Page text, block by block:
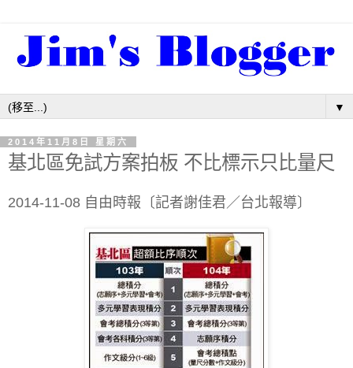
▼
2014年11月8日 星期六
基北區免試方案拍板 不比標示只比量尺
2014-11-08 自由時報〔記者謝佳君／台北報導〕